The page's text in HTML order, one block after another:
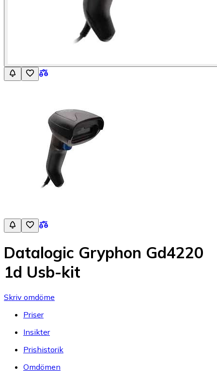
Datalogic Gryphon Gd4220
1d Usb-kit
Skriv omdöme
Priser
Insikter
Prishistorik
Omdömen